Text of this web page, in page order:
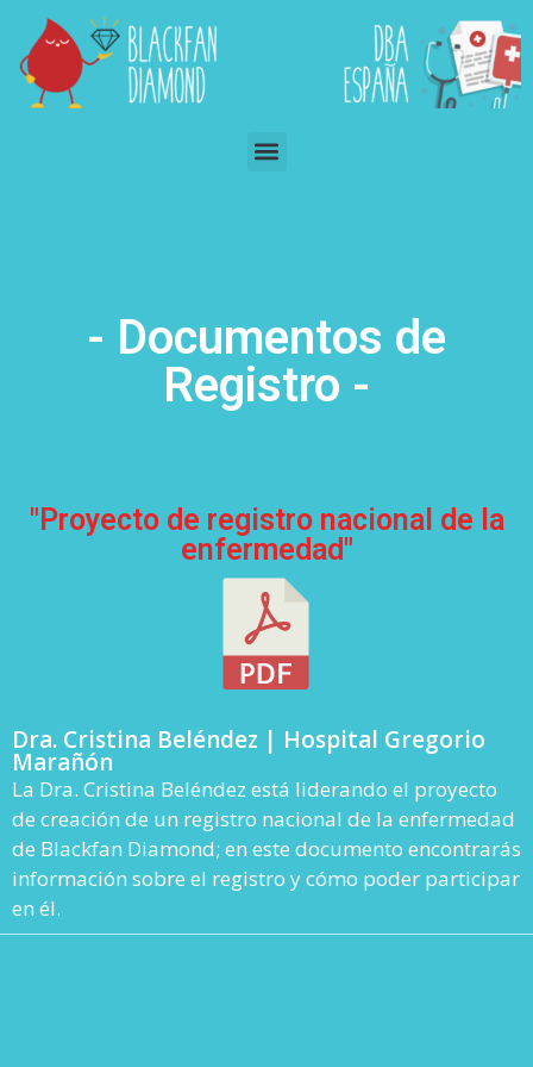
- Documentos de
Registro -
"Proyecto de registro nacional de la
enfermedad"
Dra. Cristina Beléndez | Hospital Gregorio
Marañón
La Dra. Cristina Beléndez está liderando el proyecto
de creación de un registro nacional de la enfermedad
de Blackfan Diamond; en este documento encontrarás
información sobre el registro y cómo poder participar
en él.